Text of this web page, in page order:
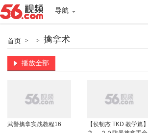
导航
首页 > > 擒拿术
播放全部
武警擒拿实战教程16
【侯韧杰 TKD 教学篇】